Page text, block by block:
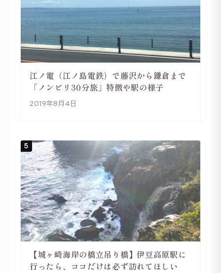
江ノ電（江ノ島電鉄）で藤沢から鎌倉まで
「ノンビリ30分旅」特徴や駅の様子
2019年8月4日
5
【城ヶ崎海岸の橋立吊り橋】伊豆高原駅に
行ったら、ココだけは必ず訪れてほしい